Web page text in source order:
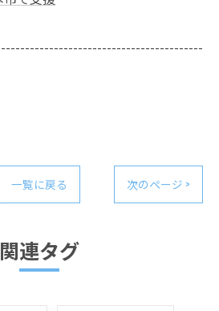
一覧に戻る 次のページ >
関連タグ